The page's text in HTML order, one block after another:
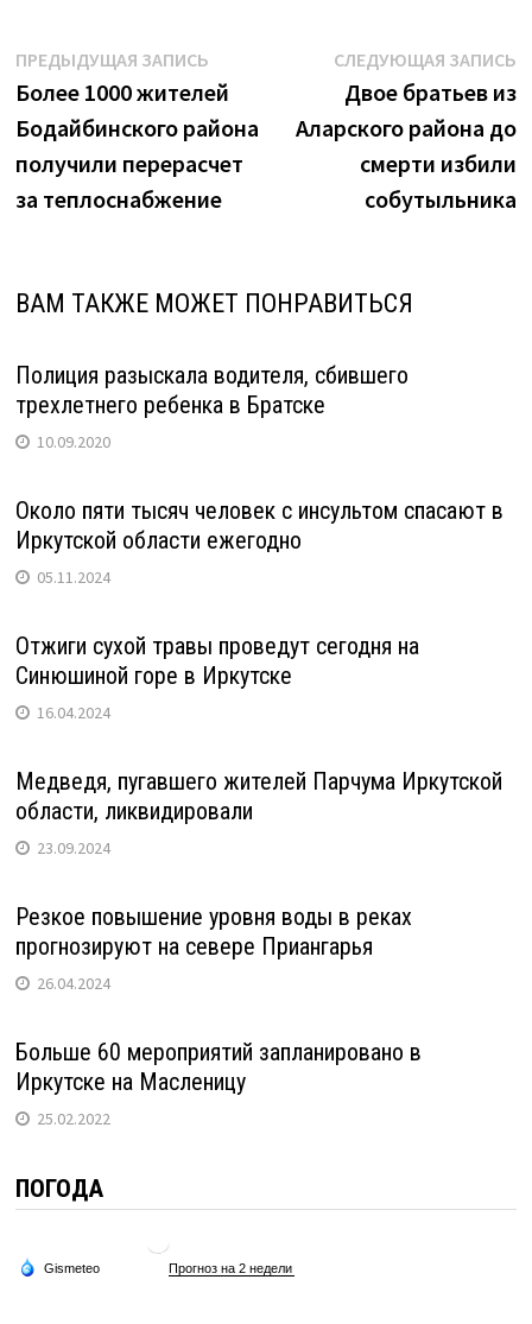
Навигация
по
записям
ПРЕДЫДУЩАЯ ЗАПИСЬПредыдущая
запись:
Более 1000 жителей
Бодайбинского района
получили перерасчет
за теплоснабжение
СЛЕДУЮЩАЯ ЗАПИСЬ
Двое братьев из
Аларского района до
смерти избили
собутыльника
ВАМ ТАКЖЕ МОЖЕТ ПОНРАВИТЬСЯ
Полиция разыскала водителя, сбившего
трехлетнего ребенка в Братске
10.09.2020
Около пяти тысяч человек с инсультом спасают в
Иркутской области ежегодно
05.11.2024
Отжиги сухой травы проведут сегодня на
Синюшиной горе в Иркутске
16.04.2024
Медведя, пугавшего жителей Парчума Иркутской
области, ликвидировали
23.09.2024
Резкое повышение уровня воды в реках
прогнозируют на севере Приангарья
26.04.2024
Больше 60 мероприятий запланировано в
Иркутске на Масленицу
25.02.2022
ПОГОДА